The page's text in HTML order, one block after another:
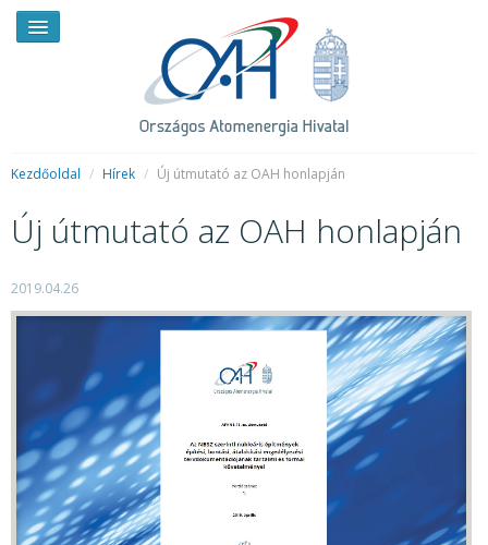
HÍREK
SAJTÓSZOBA
HIRDETMÉNYEK
BEMUTATKOZÁS
FELADATOK
KÖZÉRDEKŰ ADATOK
JOGI SZABÁLYOZÁS, ÚTMUTATÓK
Kezdőoldal / Hírek / Új útmutató az OAH honlapján
Új útmutató az OAH honlapján
2019.04.26